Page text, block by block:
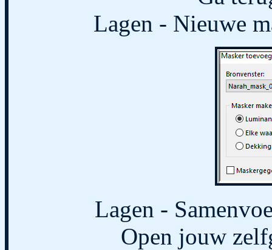
Lagen - Nieuwe
Lagen -
Open jouw